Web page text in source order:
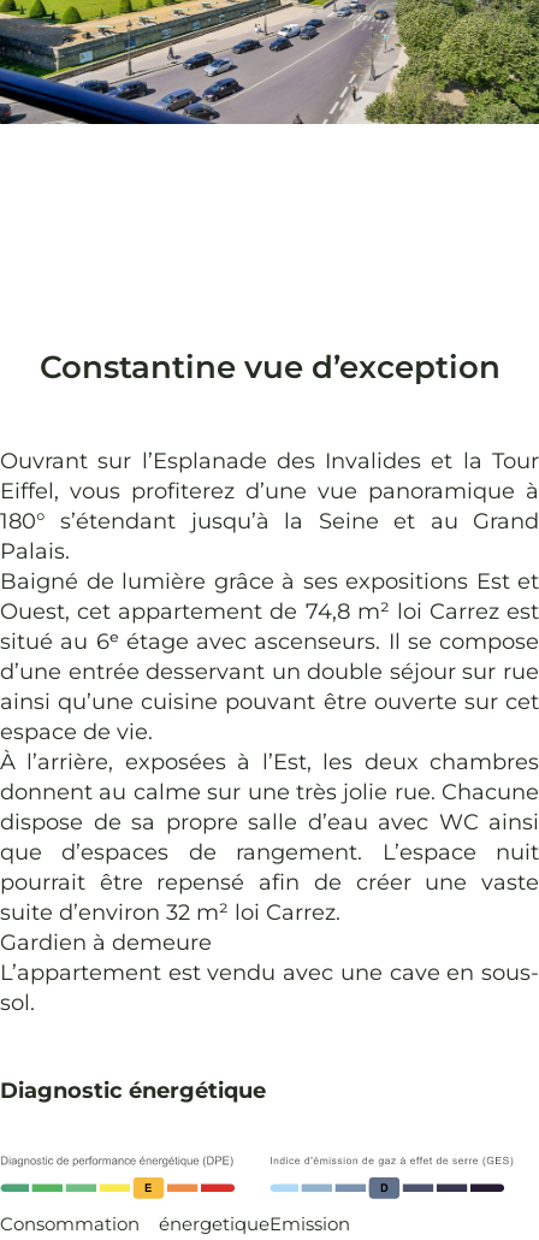
Constantine vue d’exception
Ouvrant sur l’Esplanade des Invalides et la Tour
Eiffel, vous profiterez d’une vue panoramique à
180° s’étendant jusqu’à la Seine et au Grand
Palais.
Baigné de lumière grâce à ses expositions Est et
Ouest, cet appartement de 74,8 m² loi Carrez est
situé au 6ᵉ étage avec ascenseurs. Il se compose
d’une entrée desservant un double séjour sur rue
ainsi qu’une cuisine pouvant être ouverte sur cet
espace de vie.
À l’arrière, exposées à l’Est, les deux chambres
donnent au calme sur une très jolie rue. Chacune
dispose de sa propre salle d’eau avec WC ainsi
que d’espaces de rangement. L’espace nuit
pourrait être repensé afin de créer une vaste
suite d’environ 32 m² loi Carrez.
Gardien à demeure
L’appartement est vendu avec une cave en sous-
sol.
Diagnostic énergétique
Consommation énergetiqueEmission